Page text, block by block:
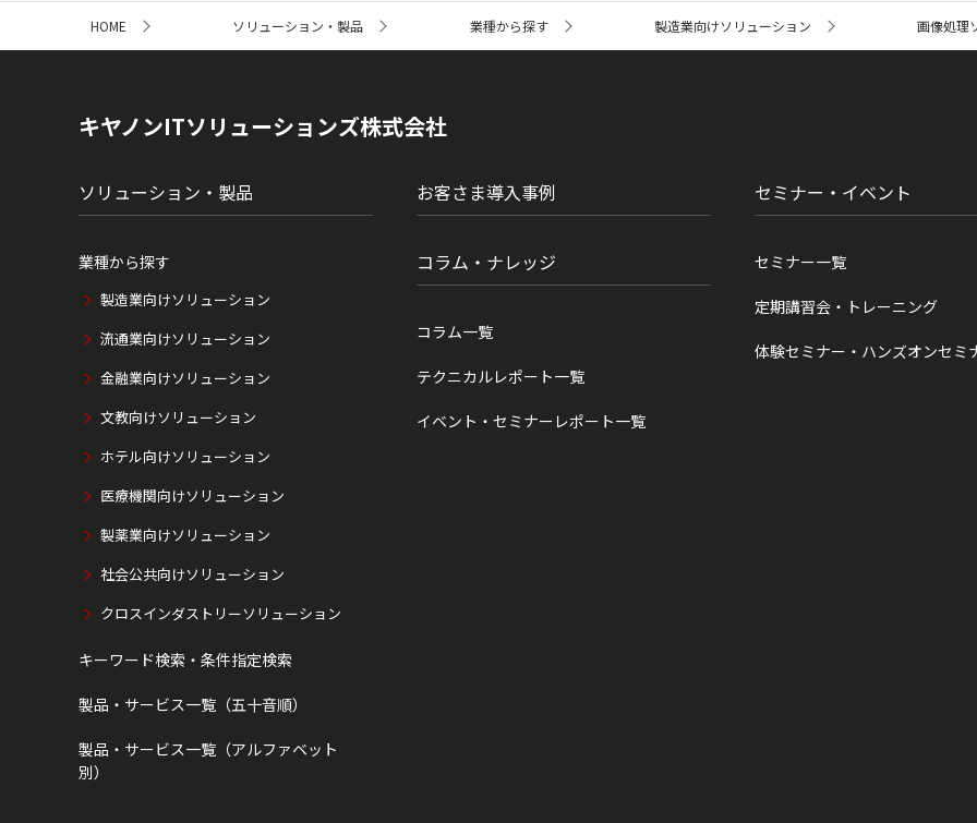
ト
HOME ソリューション・製品 業種から探す 製造業向けソリューション 画像処理
キヤノンITソリューションズ株式会社
ソリューション・製品
業種から探す
製造業向けソリューション
流通業向けソリューション
金融業向けソリューション
文教向けソリューション
ホテル向けソリューション
医療機関向けソリューション
製薬業向けソリューション
社会公共向けソリューション
クロスインダストリーソリューション
キーワード検索・条件指定検索
製品・サービス一覧（五十音順）
製品・サービス一覧（アルファベット
別）
お客さま導入事例
コラム・ナレッジ
コラム一覧
テクニカルレポート一覧
イベント・セミナーレポート一覧
セミナー・イベント
セミナー一覧
定期講習会・トレーニング
体験セミナー・ハンズオンセミ